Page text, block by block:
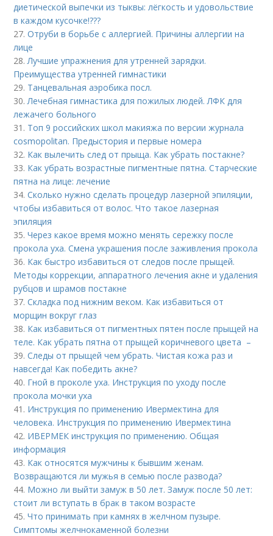
диетической выпечки из тыквы: лёгкость и удовольствие
в каждом кусочке!???
27.Отруби в борьбе с аллергией. Причины аллергии на
лице
28.Лучшие упражнения для утренней зарядки.
Преимущества утренней гимнастики
29. Танцевальная аэробика посл.
30.Лечебная гимнастика для пожилых людей. ЛФК для
лежачего больного
31. Топ 9 российских школ макияжа по версии журнала
cosmopolitan. Предыстория и первые номера
32. Как вылечить след от прыща. Как убрать постакне?
33. Как убрать возрастные пигментные пятна. Старческие
пятна на лице: лечение
34.Сколько нужно сделать процедур лазерной эпиляции,
чтобы избавиться от волос. Что такое лазерная
эпиляция
35.Через какое время можно менять сережку после
прокола уха. Смена украшения после заживления прокола
36. Как быстро избавиться от следов после прыщей.
Методы коррекции, аппаратного лечения акне и удаления
рубцов и шрамов постакне
37.Складка под нижним веком. Как избавиться от
морщин вокруг глаз
38. Как избавиться от пигментных пятен после прыщей на
теле. Как убрать пятна от прыщей коричневого цвета –
39.Следы от прыщей чем убрать. Чистая кожа раз и
навсегда! Как победить акне?
40. Гной в проколе уха. Инструкция по уходу после
прокола мочки уха
41. Инструкция по применению Ивермектина для
человека. Инструкция по применению Ивермектина
42. ИВЕРМЕК инструкция по применению. Общая
информация
43. Как относятся мужчины к бывшим женам.
Возвращаются ли мужья в семью после развода?
44. Можно ли выйти замуж в 50 лет. Замуж после 50 лет:
стоит ли вступать в брак в таком возрасте
45.Что принимать при камнях в желчном пузыре.
Симптомы желчнокаменной болезни